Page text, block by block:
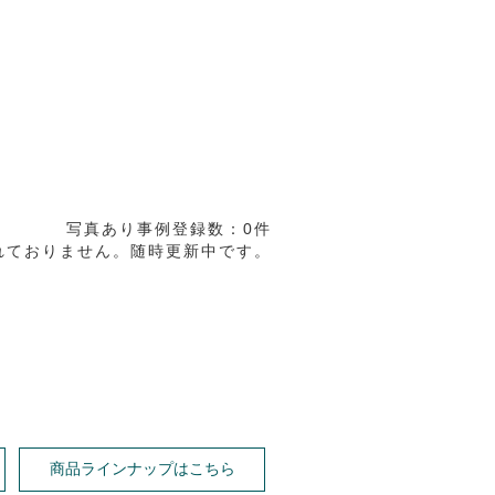
写真あり事例登録数：0件
おりません。随時更新中です。
商品ラインナップはこちら